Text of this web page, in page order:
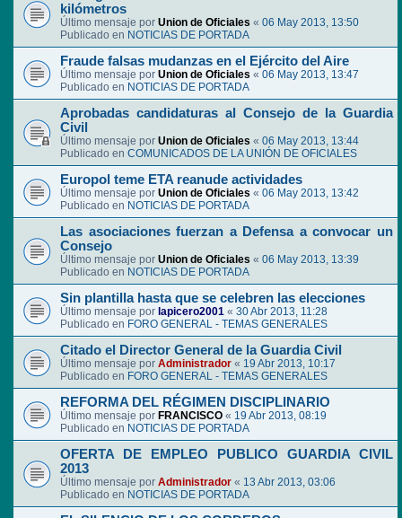
kilómetros
Último mensaje por Union de Oficiales « 06 May 2013, 13:50
Publicado en NOTICIAS DE PORTADA
Fraude falsas mudanzas en el Ejército del Aire
Último mensaje por Union de Oficiales « 06 May 2013, 13:47
Publicado en NOTICIAS DE PORTADA
Aprobadas candidaturas al Consejo de la Guardia
Civil
Último mensaje por Union de Oficiales « 06 May 2013, 13:44
Publicado en COMUNICADOS DE LA UNIÓN DE OFICIALES
Europol teme ETA reanude actividades
Último mensaje por Union de Oficiales « 06 May 2013, 13:42
Publicado en NOTICIAS DE PORTADA
Las asociaciones fuerzan a Defensa a convocar un
Consejo
Último mensaje por Union de Oficiales « 06 May 2013, 13:39
Publicado en NOTICIAS DE PORTADA
Sin plantilla hasta que se celebren las elecciones
Último mensaje por lapicero2001 « 30 Abr 2013, 11:28
Publicado en FORO GENERAL - TEMAS GENERALES
Citado el Director General de la Guardia Civil
Último mensaje por Administrador « 19 Abr 2013, 10:17
Publicado en FORO GENERAL - TEMAS GENERALES
REFORMA DEL RÉGIMEN DISCIPLINARIO
Último mensaje por FRANCISCO « 19 Abr 2013, 08:19
Publicado en NOTICIAS DE PORTADA
OFERTA DE EMPLEO PUBLICO GUARDIA CIVIL
2013
Último mensaje por Administrador « 13 Abr 2013, 03:06
Publicado en NOTICIAS DE PORTADA